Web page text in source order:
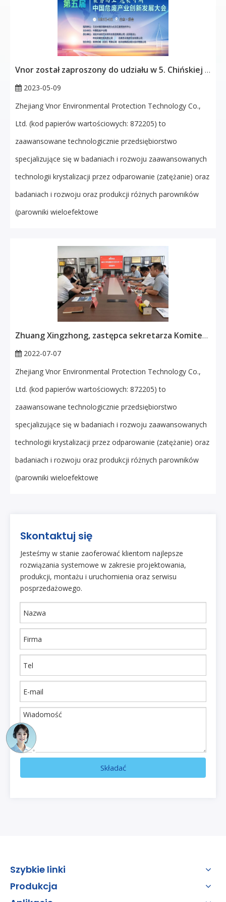
Vnor został zaproszony do udziału w 5. Chińskiej Konferencji Innowacji i Rozwoju Przemysłu Odpadów Niebezpiecznych!
2023-05-09
Zhejiang Vnor Environmental Protection Technology Co.,
Ltd. (kod papierów wartościowych: 872205) to
zaawansowane technologicznie przedsiębiorstwo
specjalizujące się w badaniach i rozwoju zaawansowanych
technologii krystalizacji przez odparowanie (zatężanie) oraz
badaniach i rozwoju oraz produkcji różnych parowników
(parowniki wieloefektowe
Zhuang Xingzhong, zastępca sekretarza Komitetu Partii Uniwersytetu Wenzhou i jego świta odwiedzili Vnor Technology Exchange i pomyślnie zakończyli ceremonię podpisania dla szkół-przedsiębiorców
2022-07-07
Zhejiang Vnor Environmental Protection Technology Co.,
Ltd. (kod papierów wartościowych: 872205) to
zaawansowane technologicznie przedsiębiorstwo
specjalizujące się w badaniach i rozwoju zaawansowanych
technologii krystalizacji przez odparowanie (zatężanie) oraz
badaniach i rozwoju oraz produkcji różnych parowników
(parowniki wieloefektowe
Skontaktuj się
Jesteśmy w stanie zaoferować klientom najlepsze
rozwiązania systemowe w zakresie projektowania,
produkcji, montażu i uruchomienia oraz serwisu
posprzedażowego.
Składać
Szybkie linki
Produkcja